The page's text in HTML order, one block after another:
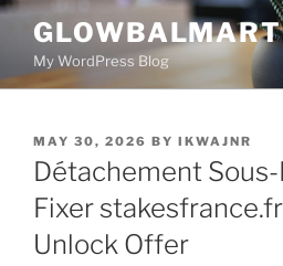
GLOWBALMART
My WordPress Blog
MAY 30, 2026 BY IKWAJNR
Détachement
Fixer
Unlock Offer